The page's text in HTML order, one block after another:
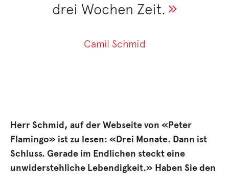
drei Wochen Zeit.
Camil Schmid
Herr Schmid, auf der Webseite von «Peter
Flamingo» ist zu lesen: «Drei Monate. Dann ist
Schluss. Gerade im Endlichen steckt eine
unwiderstehliche Lebendigkeit.» Haben Sie den